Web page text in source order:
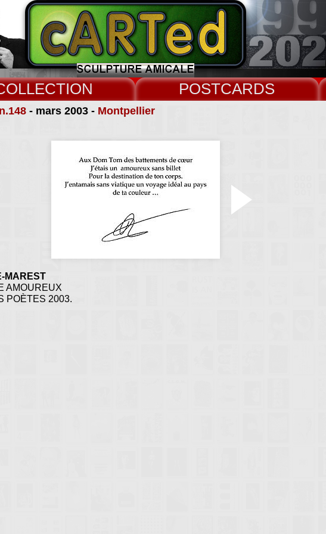
CARDS
- mars 2003 - Montpellier
MAREST
AMOUREUX
POÈTES 2003.